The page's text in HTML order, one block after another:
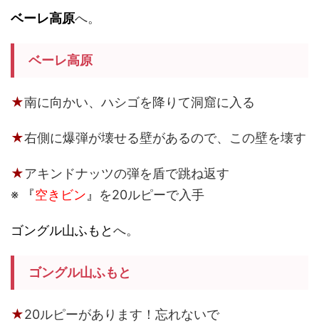
ベーレ高原へ。
ベーレ高原
★南に向かい、ハシゴを降りて洞窟に入る
★右側に爆弾が壊せる壁があるので、この壁を壊す
★アキンドナッツの弾を盾で跳ね返す
※
『空きビン 』 を20ルピーで入手
ゴングル山ふもとへ。
ゴングル山ふもと
★20ルピーがあります！忘れないで